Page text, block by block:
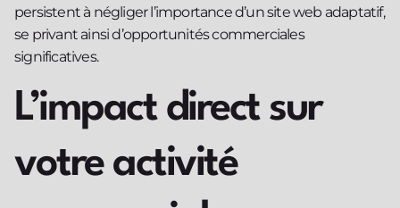
persistent à négliger l’importance d’un site web adaptatif,
se privant ainsi d’opportunités commerciales
significatives.
L’impact direct sur
votre activité